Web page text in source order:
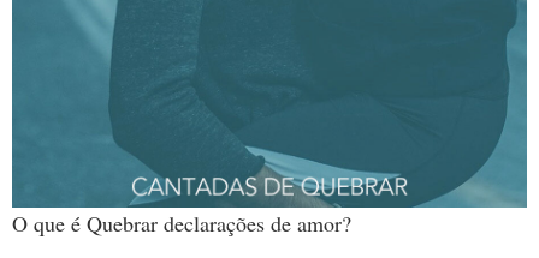
O que é Quebrar declarações de amor?